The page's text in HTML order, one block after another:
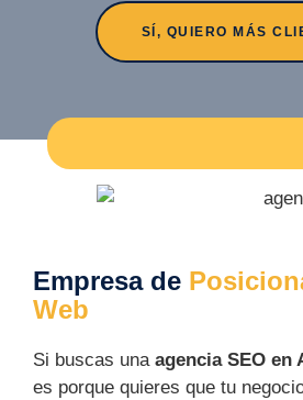
SÍ, QUIERO MÁS
Empresa de
Web
Si buscas unaagencia SEO en
es porque quieres que tu